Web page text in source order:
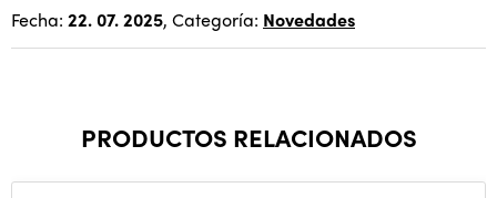
Fecha: 22. 07. 2025, Categoría: Novedades
PRODUCTOS RELACIONADOS